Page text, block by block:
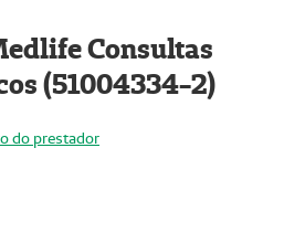
Consultas
(51004334-2)
do prestador